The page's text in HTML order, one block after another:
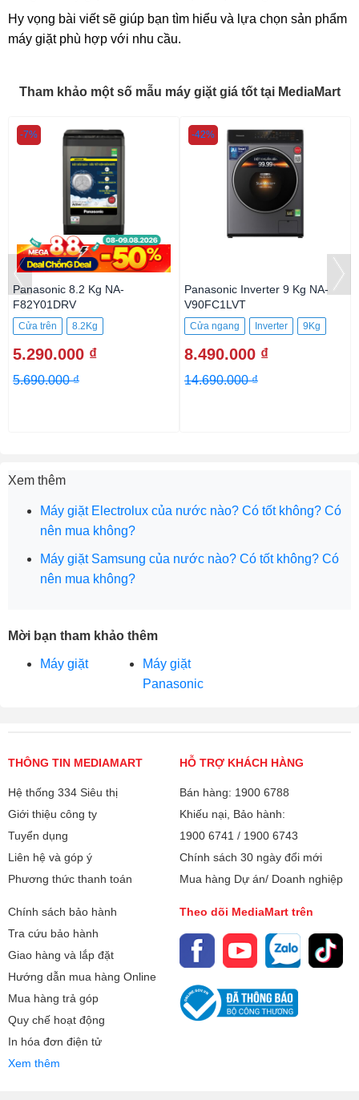
Hy vọng bài viết sẽ giúp bạn tìm hiểu và lựa chọn sản phẩm
máy giặt phù hợp với nhu cầu.
Tham khảo một số mẫu máy giặt giá tốt tại MediaMart
Panasonic 8.2 Kg NA-
F82Y01DRV
Cửa trên 8.2Kg
5.290.000 ₫
5.690.000 ₫
-7%
Panasonic Inverter 9 Kg NA-
V90FC1LVT
Cửa ngang Inverter 9Kg
8.490.000 ₫
14.690.000 ₫
-42%
Xem thêm
Máy giặt Electrolux của nước nào? Có tốt không? Có
nên mua không?
Máy giặt Samsung của nước nào? Có tốt không? Có
nên mua không?
Mời bạn tham khảo thêm
Máy giặt
Máy giặt
Panasonic
THÔNG TIN MEDIAMART
Hệ thống 334 Siêu thị
Giới thiệu công ty
Tuyển dụng
Liên hệ và góp ý
Phương thức thanh toán
HỖ TRỢ KHÁCH HÀNG
Bán hàng: 1900 6788
Khiếu nại, Bảo hành:
1900 6741 / 1900 6743
Chính sách 30 ngày đổi mới
Mua hàng Dự án/ Doanh nghiệp
Chính sách bảo hành
Tra cứu bảo hành
Giao hàng và lắp đặt
Hướng dẫn mua hàng Online
Mua hàng trả góp
Quy chế hoạt động
In hóa đơn điện tử
Xem thêm
Theo dõi MediaMart trên